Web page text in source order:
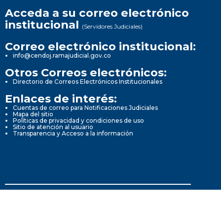
Acceda a su correo electrónico
institucional (Servidores Judiciales)
Correo electrónico institucional:
info@cendoj.ramajudicial.gov.co
Otros Correos electrónicos:
Directorio de Correos Electrónicos Institucionales
Enlaces de interés:
Cuentas de correo para Notificaciones Judiciales
Mapa del sitio
Políticas de privacidad y condiciones de uso
Sitio de atención al usuario
Transparencia y Acceso a la información